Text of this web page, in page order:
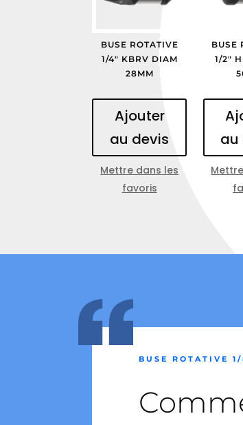
BUSE ROTATIVE
1/4″ KBRV DIAM
28MM
Ajouter
au devis
Mettre dans les
favoris
BUSE
1/2″
au
BUSE ROTATIVE